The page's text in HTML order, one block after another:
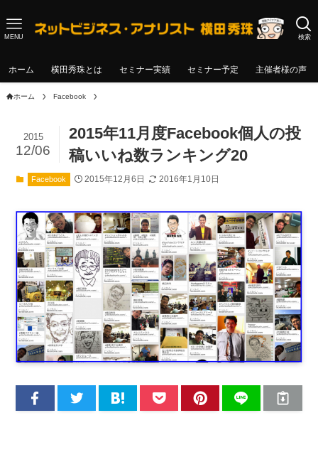
検索
MENU
ホーム 横田秀珠とは セミナー実績 セミナー予定 主催者様の声
ホーム Facebook
2015年11月度Facebook個人の投
稿いいね数ランキング20
2015
12/06
Facebook 2015年12月6日 2016年1月10日